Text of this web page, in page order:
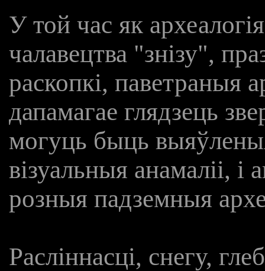
У той час як
чалавецтва "знізу",
раскопкі, паветраныя
дапамагае глядзець
могуць быць
візуальныя анамаліі, і
розныя падземныя
Расліннасці, снегу,